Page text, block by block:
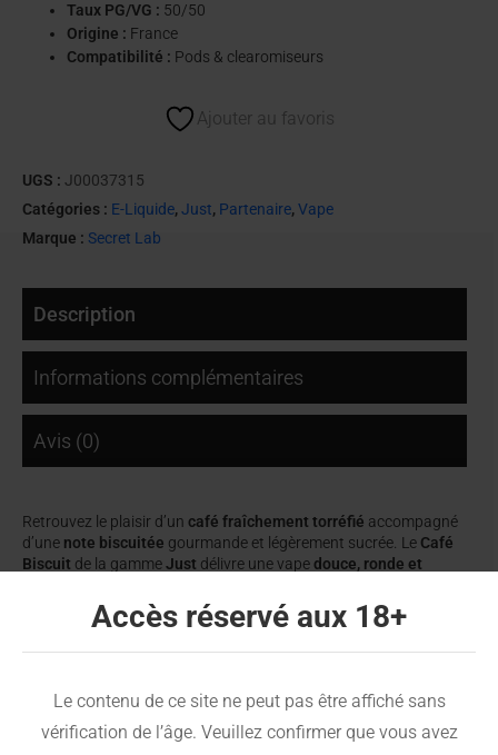
Taux PG/VG : 50/50
Origine : France
Compatibilité : Pods & clearomiseurs
Ajouter au favoris
UGS : J00037315
Catégories : E-Liquide,Just, Partenaire,Vape
Marque : Secret Lab
Description
Informations complémentaires
Avis (0)
Retrouvez le plaisir d’un café fraîchement torréfié accompagné
d’une note biscuitée gourmande et légèrement sucrée. Le Café
Biscuit de la gammeJust délivre une vape douce, ronde et
pâtissières.
Un duo gourmand irrésistible
Ce mélange subtil marie l’amertume délicate du café
à la
douceur croustillanted’un biscuit doré. Une expérience pleine de
réconfort, parfaite du matin au soir.
Accès réservé aux 18+
Le contenu de ce site ne peut pas être affiché sans
vérification de l’âge. Veuillez confirmer que vous avez